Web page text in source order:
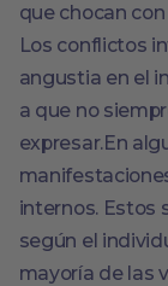
que chocan
Los conflictos
angustia en el
a que no
expresar.En
internos. Estos
según el
mayoría de las